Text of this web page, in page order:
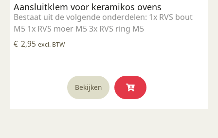
Aansluitklem voor keramikos ovens
Bestaat uit de volgende onderdelen: 1x RVS bout
M5 1x RVS moer M5 3x RVS ring M5
€ 2,95 excl. BTW
Bekijken